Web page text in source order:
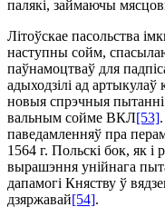
палякі, займаючы
Літоўскае пасольства
наступны сойм,
паўнамоцтваў для
адыходзілі ад
новыя спрэчныя
вальным сойме ВКЛ[53]
паведамленняў пра
1564 г. Польскі бок, як і
вырашэння уній­нага
дапамогі Княству ў
дзяржавай[54].